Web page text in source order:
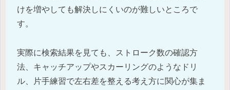
けを増やしても解決しにくいのが難しいところで
す。
実際に検索結果を見ても、ストローク数の確認方
法、キャッチアップやスカーリングのようなドリ
ル、片手練習で左右差を整える考え方に関心が集ま